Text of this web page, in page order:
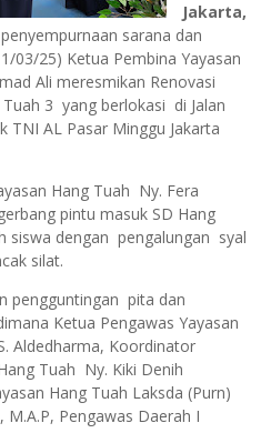
Jakarta,
sarana dan
03/25) Ketua Pembina Yayasan
Ali meresmikan Renovasi
3 yang berlokasi di Jalan
TNI AL Pasar Minggu Jakarta
Hang Tuah Ny. Fera
pintu masuk SD Hang
siswa dengan pengalungan syal
silat.
pengguntingan pita dan
Ketua Pengawas Yayasan
Aldedharma, Koordinator
Tuah Ny. Kiki Denih
Hang Tuah Laksda (Purn)
M.A.P, Pengawas Daerah I